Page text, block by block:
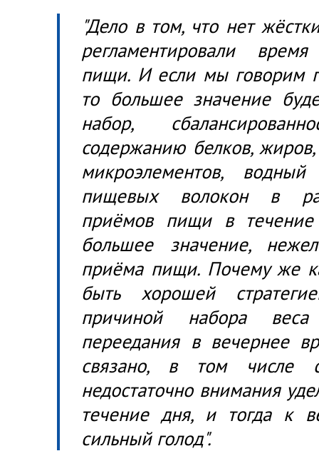
"Дело в том, что нет
регламентировали
пищи. И если мы говорим
то большее значение
набор,
содержанию белков, жиров,
микроэлементов,
пищевых волокон в
приёмов пищи в
большее значение,
приёма пищи. Почему же
быть хорошей
причиной набора
переедания в вечернее
связано, в том числе
недостаточно внимания
течение дня, и тогда к
сильный голод".